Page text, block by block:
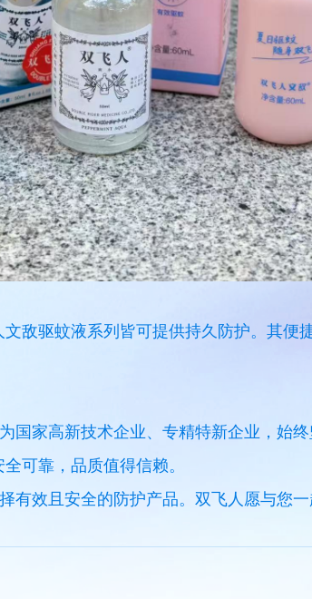
敌驱蚊液系列皆可提供持久防护。其便
国家高新技术企业、专精特新企业，始
可靠，品质值得信赖。
效且安全的防护产品。双飞人愿与您一